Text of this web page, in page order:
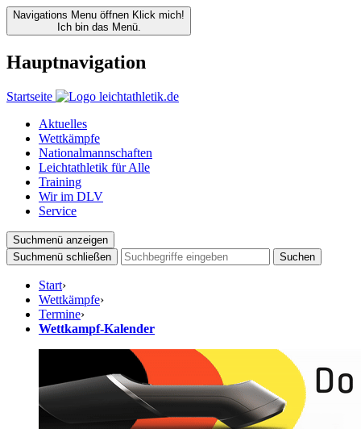
Navigations Menu öffnen Klick mich!
Ich bin das Menü.
Hauptnavigation
Startseite
Aktuelles
Wettkämpfe
Nationalmannschaften
Leichtathletik für Alle
Training
Wir im DLV
Service
Suchmenü anzeigen
Suchmenü schließen
Suchen
Start›
Wettkämpfe›
Termine›
Wettkampf-Kalender